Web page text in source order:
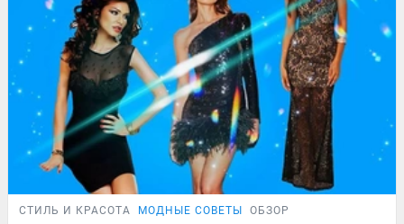
СТИЛЬ И КРАСОТА МОДНЫЕ СОВЕТЫ ОБЗОР